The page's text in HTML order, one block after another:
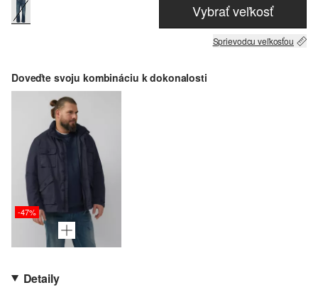
Vybrať veľkosť
Sprievodcu veľkosťou
Doveďte svoju kombináciu k dokonalosti
-47%
Detaily